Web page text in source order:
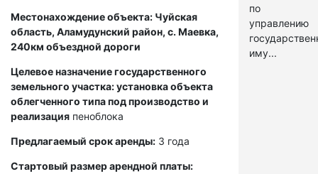
Местонахождение объекта: Чуйская
область, Аламудунский район, с. Маевка,
240км объездной дороги
Целевое назначение государственного
земельного участка: установка объекта
облегченного типа под производство и
реализация пеноблока
Предлагаемый срок аренды: 3 года
Стартовый размер арендной платы:
по
управлению
иму...